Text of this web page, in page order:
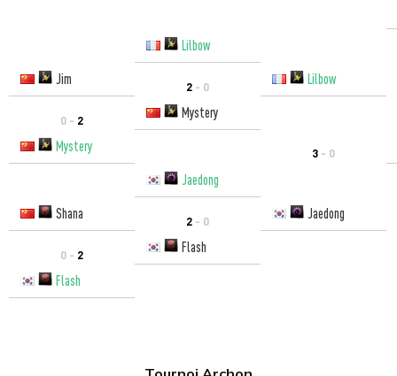
Lilbow
Jim
2 - 0 Lilbow
0 - 2
Mystery
Mystery
3 - 0
Jaedong
Shana
2 - 0 Jaedong
0 - 2
Flash
Flash